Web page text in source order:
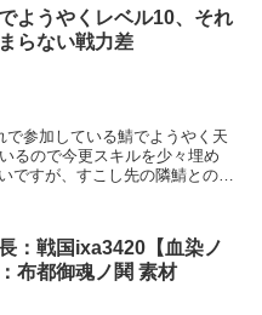
ようやくレベル10、それ
らない戦力差
参加している鯖でようやく天
るので今更スキルを少々埋め
ですが、すこし先の隣鯖との統
：戦国ixa3420【血染ノ
布都御魂ノ鬨 素材